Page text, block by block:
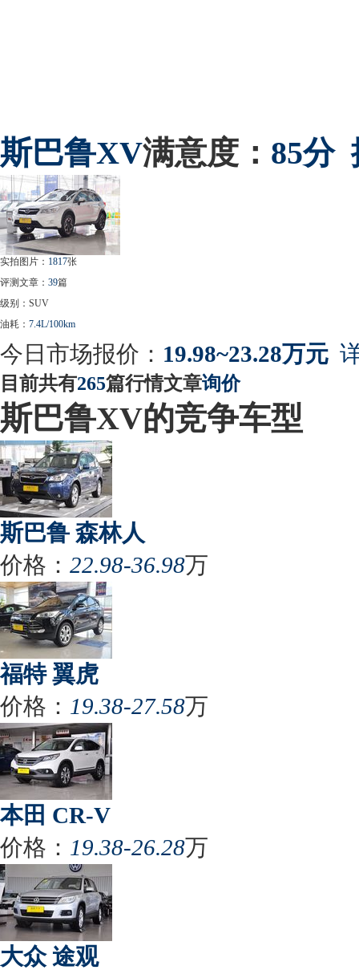
斯巴鲁XV满意度： 85分
实拍图片： 1817张
评测文章： 39篇
级别：SUV
油耗： 7.4L/100km
今日市场报价： 19.98~23.28万元
目前共有265篇行情文章询价
斯巴鲁XV的竞争车型
斯巴鲁 森林人
价格： 22.98-36.98万
福特 翼虎
价格： 19.38-27.58万
本田 CR-V
价格： 19.38-26.28万
大众 途观